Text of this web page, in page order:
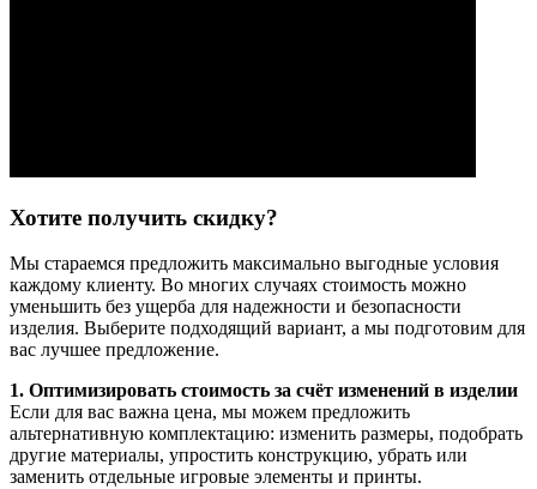
Хотите получить скидку?
Мы стараемся предложить максимально выгодные условия
каждому клиенту. Во многих случаях стоимость можно
уменьшить без ущерба для надежности и безопасности
изделия. Выберите подходящий вариант, а мы подготовим для
вас лучшее предложение.
1. Оптимизировать стоимость за счёт изменений в изделии
Если для вас важна цена, мы можем предложить
альтернативную комплектацию: изменить размеры, подобрать
другие материалы, упростить конструкцию, убрать или
заменить отдельные игровые элементы и принты.